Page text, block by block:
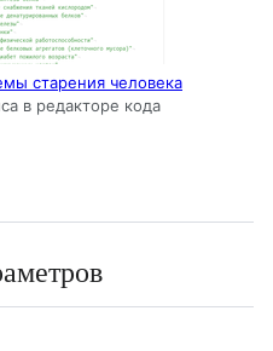
старения человека
в редакторе кода